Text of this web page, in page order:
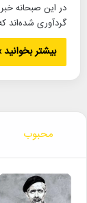
در این صبحانه
گردآوری شده‌اند
بیشتر بخوانید
محبوب